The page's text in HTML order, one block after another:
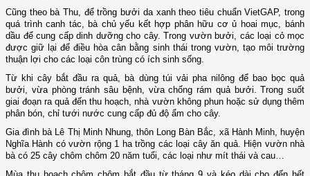
Cũng theo bà Thu, để trồng bưởi da xanh theo tiêu chuẩn VietGAP, trong
quá trình canh tác, bà chủ yếu kết hợp phân hữu cơ ủ hoai mục, bánh
dầu để cung cấp dinh dưỡng cho cây. Trong vườn bưởi, các loại cỏ mọc
được giữ lại để điều hòa cân bằng sinh thái trong vườn, tạo môi trường
thuận lợi cho các loại côn trùng có ích sinh sống.
Từ khi cây bắt đầu ra quả, bà dùng túi vải pha nilông để bao bọc quả
bưởi, vừa phòng tránh sâu bệnh, vừa chống rám quả bưởi. Trong suốt
giai đoạn ra quả đến thu hoạch, nhà vườn không phun hoặc sử dụng thêm
phân bón, chỉ tưới nước cung cấp đủ độ ẩm cho cây.
Gia đình bà Lê Thị Minh Nhung, thôn Long Bàn Bắc, xã Hành Minh, huyện
Nghĩa Hành có vườn rộng 1 ha trồng các loại cây ăn quả. Hiện vườn nhà
bà có 25 cây chôm chôm 20 năm tuổi, các loại như mít thái và cau…